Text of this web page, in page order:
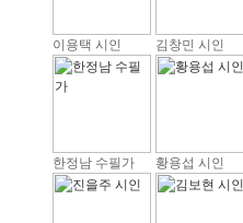
이용택 시인 김창민 시인
한정남 수필가 황용섭 시인